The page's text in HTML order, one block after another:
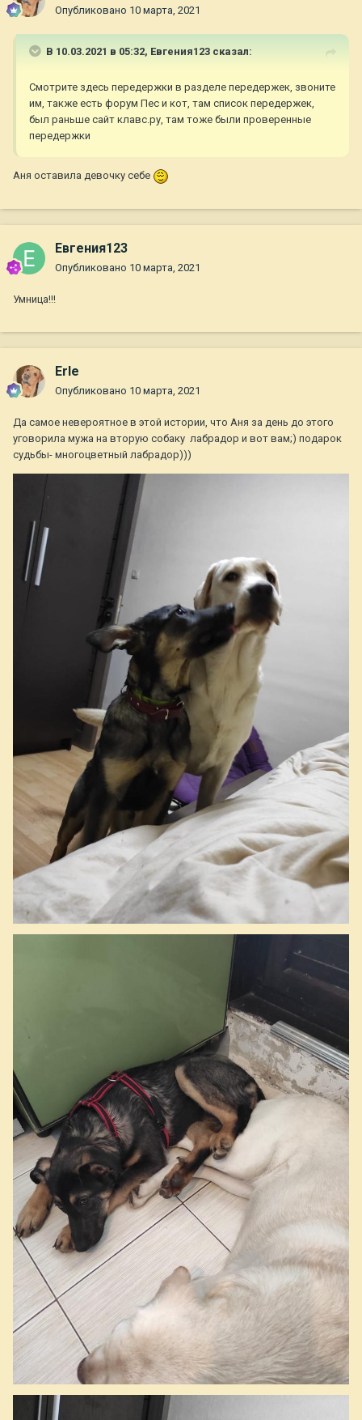
Опубликовано 10 марта, 2021
В 10.03.2021 в 05:32, Евгения123 сказал:
Смотрите здесь передержки в разделе передержек, звоните
им, также есть форум Пес и кот, там список передержек,
был раньше сайт клавс.ру, там тоже были проверенные
передержки
Аня оставила девочку себе
Евгения123
Опубликовано 10 марта, 2021
Умница!!!
Erle
Опубликовано 10 марта, 2021
Да самое невероятное в этой истории, что Аня за день до этого
уговорила мужа на вторую собаку лабрадор и вот вам;) подарок
судьбы- многоцветный лабрадор)))